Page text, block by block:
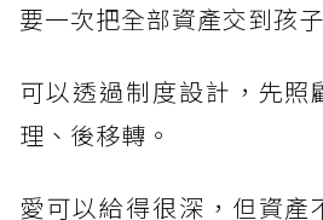
要一次把全部資產交到孩
可以透過制度設計，先照
理、後移轉。
愛可以給得很深，但資產